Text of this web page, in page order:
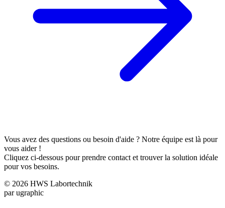
Vous avez des questions ou besoin d'aide ? Notre équipe est là pour
vous aider !
Cliquez ci-dessous pour prendre contact et trouver la solution idéale
pour vos besoins.
© 2026 HWS Labortechnik
par ugraphic